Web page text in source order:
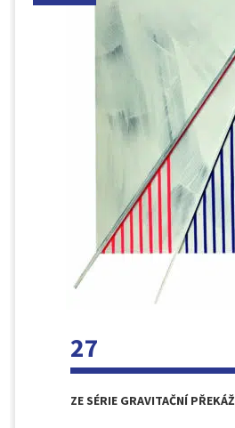
27
ZE SÉRIE GRAVITAČNÍ